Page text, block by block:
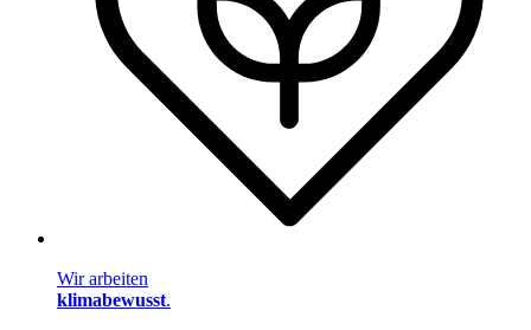
Wir arbeiten
klimabewusst.